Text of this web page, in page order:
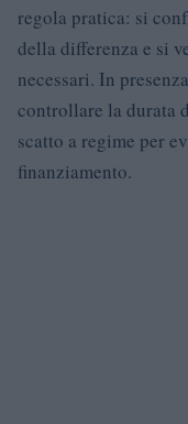
regola pratica: si
della differenza e si
necessari. In
controllare la durata
scatto a regime per
finanziamento.